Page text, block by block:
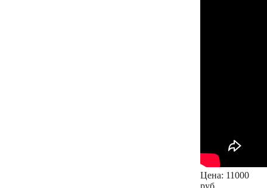
Цена: 11000
руб.